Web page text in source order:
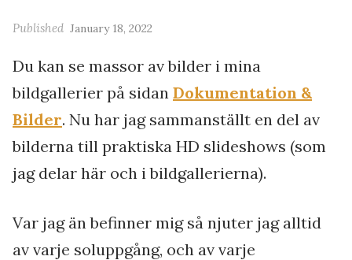
Published January 18, 2022
Du kan se massor av bilder i mina
bildgallerier på sidan Dokumentation &
Bilder. Nu har jag sammanställt en del av
bilderna till praktiska HD slideshows (som
jag delar här och i bildgallerierna).
Var jag än befinner mig så njuter jag alltid
av varje soluppgång, och av varje